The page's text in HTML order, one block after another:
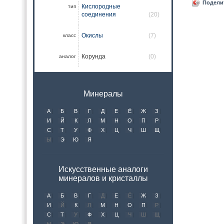
тип
Кислородные
соединения
(20)
класс Окислы (7)
аналог Корунда (0)
Минералы
А Б В Г Д Е Ё Ж
З
И
Й К Л М Н О П
Р
С
Т У Ф Х Ц Ч Ш
Щ
Ы
Э Ю Я
Искусственные аналоги
минералов и кристаллы
А Б В Г Д Е Ё Ж
З
И
Й К Л М Н О П
Р
С
Т У Ф Х Ц Ч Ш
Щ